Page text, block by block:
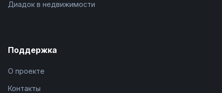
Диадок в недвижимости
Поддержка
О проекте
Контакты